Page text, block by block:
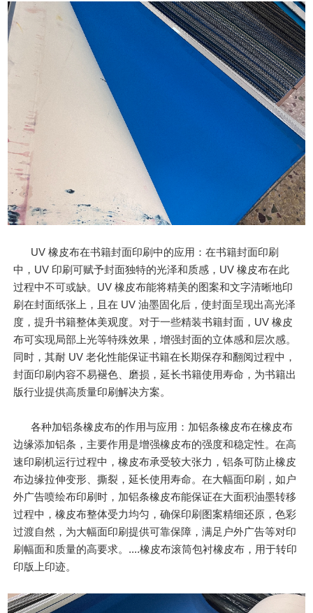
UV 橡皮布在书籍封面印刷中的应用：在书籍封面印刷
中，UV 印刷可赋予封面独特的光泽和质感，UV 橡皮布在此
过程中不可或缺。UV 橡皮布能将精美的图案和文字清晰地印
刷在封面纸张上，且在 UV 油墨固化后，使封面呈现出高光泽
度，提升书籍整体美观度。对于一些精装书籍封面，UV 橡皮
布可实现局部上光等特殊效果，增强封面的立体感和层次感。
同时，其耐 UV 老化性能保证书籍在长期保存和翻阅过程中，
封面印刷内容不易褪色、磨损，延长书籍使用寿命，为书籍出
版行业提供高质量印刷解决方案。
各种加铝条橡皮布的作用与应用：加铝条橡皮布在橡皮布
边缘添加铝条，主要作用是增强橡皮布的强度和稳定性。在高
速印刷机运行过程中，橡皮布承受较大张力，铝条可防止橡皮
布边缘拉伸变形、撕裂，延长使用寿命。在大幅面印刷，如户
外广告喷绘布印刷时，加铝条橡皮布能保证在大面积油墨转移
过程中，橡皮布整体受力均匀，确保印刷图案精细还原，色彩
过渡自然，为大幅面印刷提供可靠保障，满足户外广告等对印
刷幅面和质量的高要求。....橡皮布滚筒包衬橡皮布，用于转印
印版上印迹。